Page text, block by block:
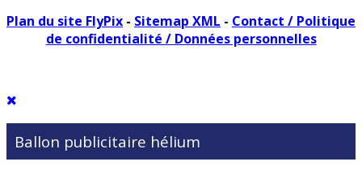
Plan du site FlyPix - Sitemap XML - Contact / Politique
de confidentialité / Données personnelles
Ballon publicitaire hélium